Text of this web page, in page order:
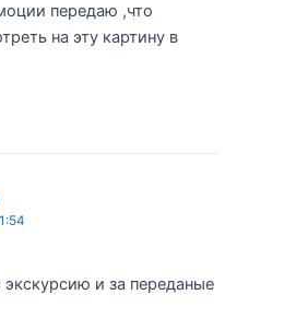
передаю ,что
на эту картину в
и за переданые